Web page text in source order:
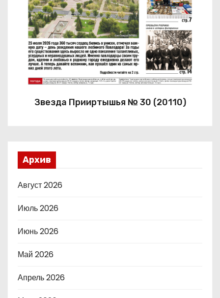
Звезда Прииртышья № 30 (20110)
Архив
Август 2026
Июль 2026
Июнь 2026
Май 2026
Апрель 2026